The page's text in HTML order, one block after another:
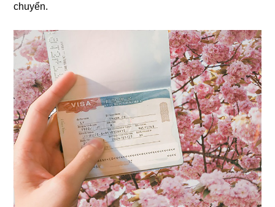
chuyển.